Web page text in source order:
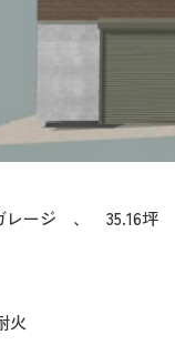
ージ 、 35.16坪
火